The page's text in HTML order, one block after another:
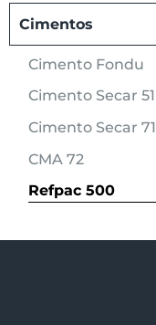
Cimentos
Cimento Fondu
Cimento Secar 51
Cimento Secar 71
CMA 72
Refpac 500